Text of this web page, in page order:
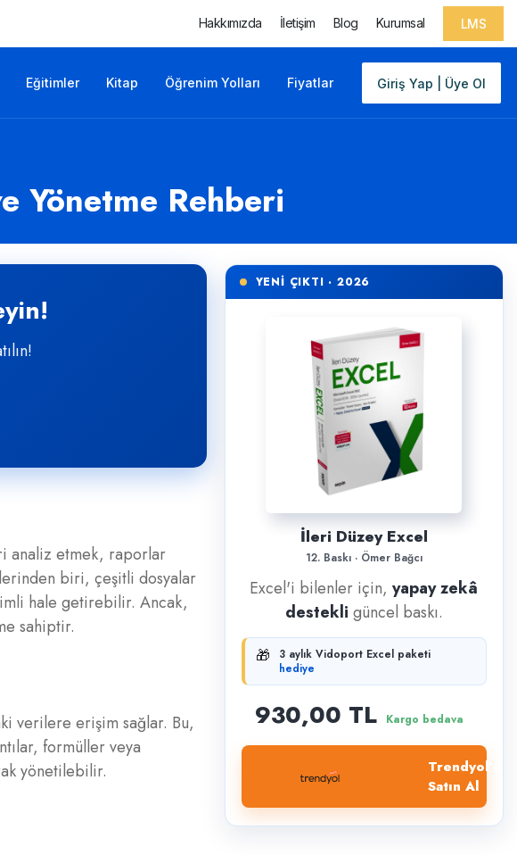
Hakkımızda İletişim Blog Kurumsal LMS
Giriş Yap | Üye Ol
Eğitimler Kitap Öğrenim Yolları Fiyatlar
Yönetme Rehberi
analiz etmek, raporlar
biri, çeşitli dosyalar
hale getirebilir. Ancak,
sahiptir.
verilere erişim sağlar. Bu,
formüller veya
yönetilebilir.
YENİ ÇIKTI · 2026
İleri Düzey Excel
12. Baskı · Ömer Bağcı
Excel'i bilenler için,yapay zekâ
destekli güncel baskı.
🎁
3 aylık Vidoport Excel paketi
hediye
930,00 TL Kargo bedava
Trendyol'dan
Satın Al